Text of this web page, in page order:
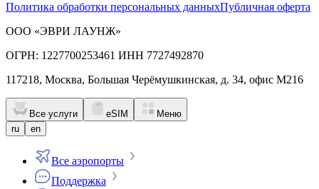
Политика обработки персональных данныхПубличная оферта
ООО «ЭВРИ ЛАУНЖ»
ОГРН: 1227700253461 ИНН 7727492870
117218, Москва, Большая Черёмушкинская, д. 34, офис М216
Все услуги eSIM
Меню
ru
en
Все аэропорты
Поддержка